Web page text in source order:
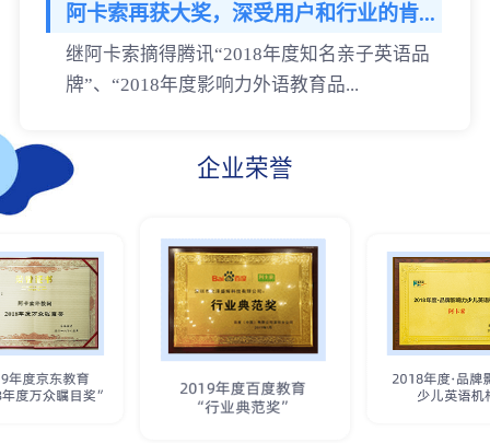
阿卡索再获大奖，深受用户和行业的肯...
继阿卡索摘得腾讯“2018年度知名亲子英语品
牌”、“2018年度影响力外语教育品...
企业荣誉